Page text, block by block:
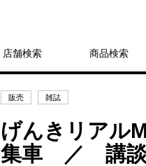
店舗検索 商品検索
販売 雑誌
げんきリアル
集車 ／ 講